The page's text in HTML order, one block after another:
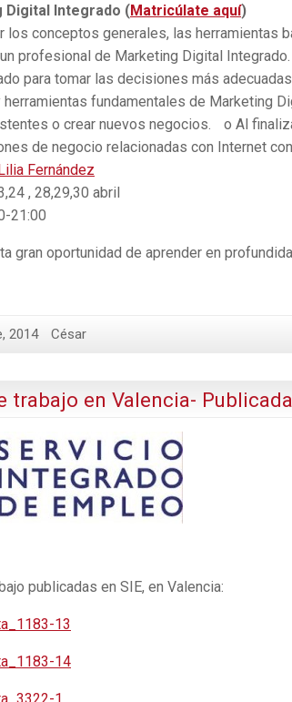
Digital Integrado (Matricúlate aquí)
los conceptos generales, las herramientas
profesional de Marketing Digital
para tomar las decisiones más
fundamentales de Marketing
o crear nuevos negocios. o Al
de negocio relacionadas con Internet
Fernández
, 28,29,30 abril
21:00
gran oportunidad de aprender en
2014 César
trabajo en Valencia-
publicadas en SIE, en Valencia:
13
14